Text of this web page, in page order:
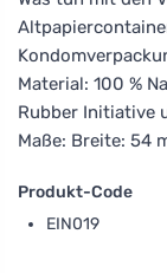
Material: 100 %
Rubber Initiative
Maße: Breite: 54
Produkt-Code
EIN019